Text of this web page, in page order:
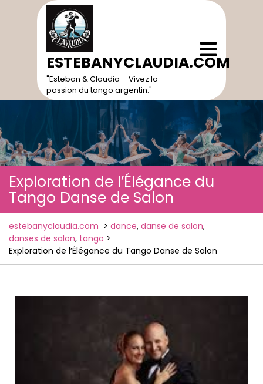
ESTEBANYCLAUDIA.COM
"Esteban & Claudia – Vivez la
passion du tango argentin."
Open
Menu
Exploration de l’Élégance du
Tango Danse de Salon
estebanyclaudia.com > dance, danse de salon,
danses de salon, tango >
Exploration de l’Élégance du Tango Danse de Salon